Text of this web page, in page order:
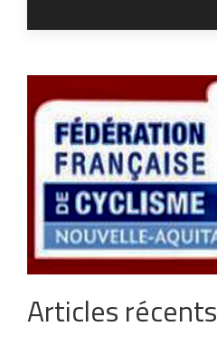
Articles récents